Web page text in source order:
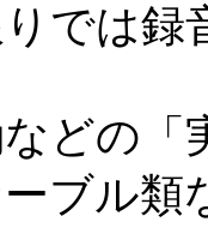
では録
どの「
ブル類